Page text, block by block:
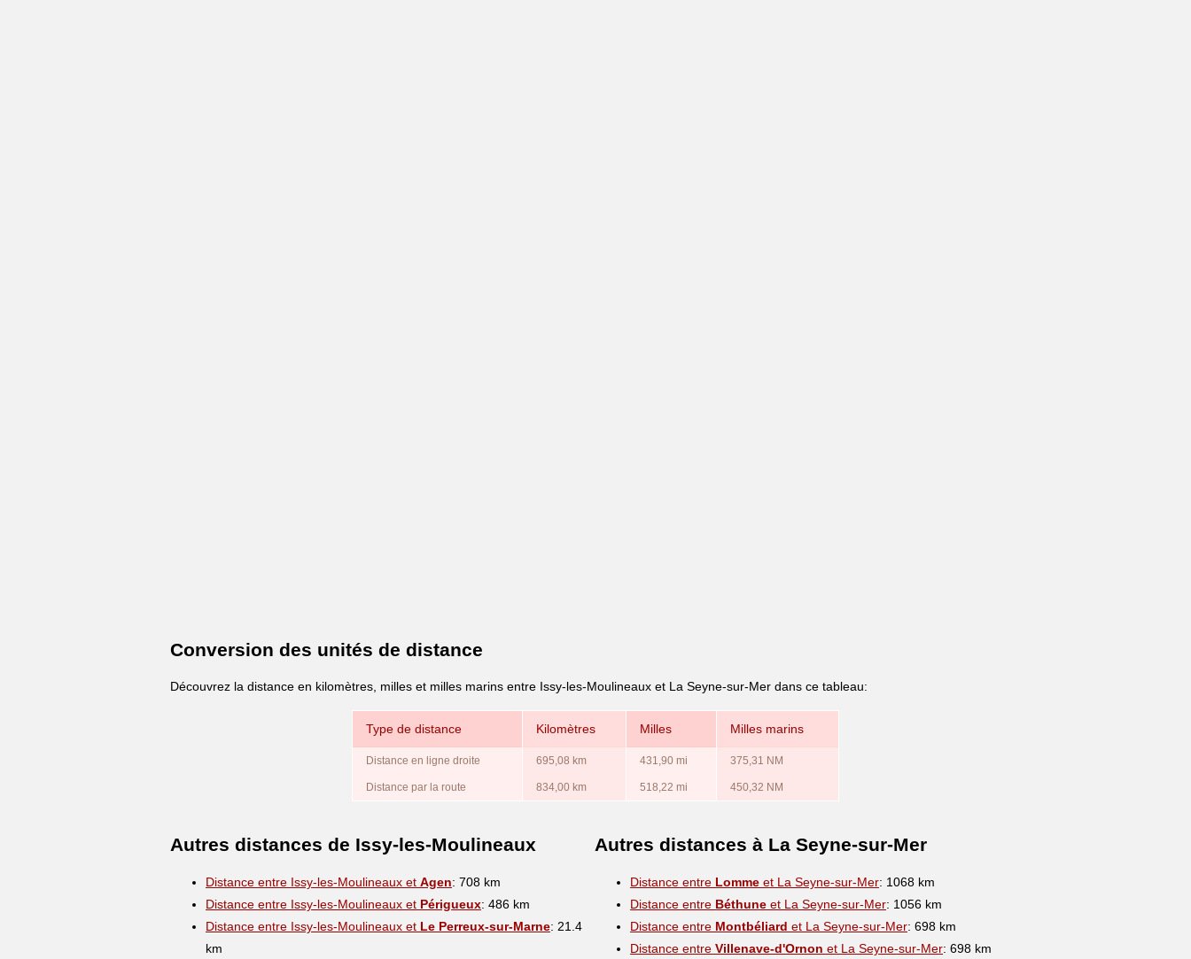
Conversion des unités de distance
Découvrez la distance en kilomètres, milles et milles marins entre Issy-les-Moulineaux et La Seyne-sur-Mer dans ce tableau:
Type de distance Kilomètres Milles Milles marins
Distance en ligne droite 695,08 km 431,90 mi 375,31 NM
Distance par la route 834,00 km 518,22 mi 450,32 NM
Autres distances de Issy-les-Moulineaux
Distance entre Issy-les-Moulineaux et Agen: 708 km
Distance entre Issy-les-Moulineaux et Périgueux: 486 km
Distance entre Issy-les-Moulineaux et Le Perreux-sur-Marne: 21.4
km
Autres distances à La Seyne-sur-Mer
Distance entre Lomme et La Seyne-sur-Mer: 1068 km
Distance entre Béthune et La Seyne-sur-Mer: 1056 km
Distance entre Montbéliard et La Seyne-sur-Mer: 698 km
Distance entre Villenave-d'Ornon et La Seyne-sur-Mer: 698 km